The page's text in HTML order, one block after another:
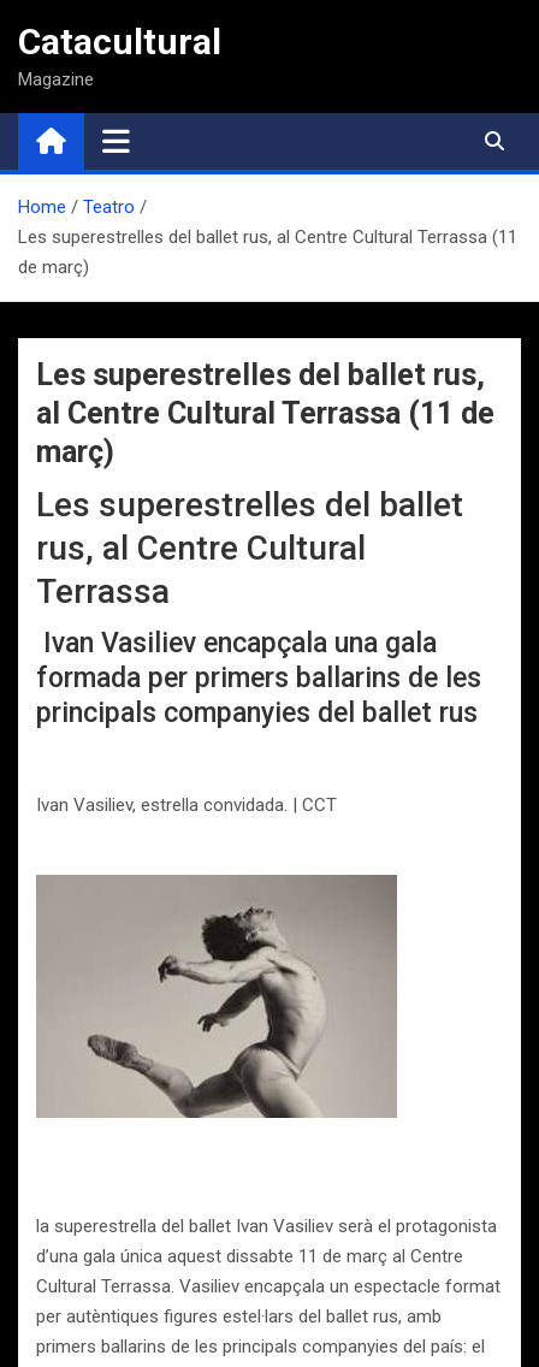
contenido
Catacultural
Magazine
Home
Teatro
Les superestrelles del ballet rus, al Centre Cultural Terrassa (11
de març)
Les superestrelles del ballet rus,
al Centre Cultural Terrassa (11 de
març)
Les superestrelles del ballet
rus, al Centre Cultural
Terrassa
Ivan Vasiliev encapçala una gala
formada per primers ballarins de les
principals companyies del ballet rus
Ivan Vasiliev, estrella convidada. | CCT
la superestrella del ballet Ivan Vasiliev serà el protagonista
d’una gala única aquest dissabte 11 de març al Centre
Cultural Terrassa. Vasiliev encapçala un espectacle format
per autèntiques figures estel·lars del ballet rus, amb
primers ballarins de les principals companyies del país: el